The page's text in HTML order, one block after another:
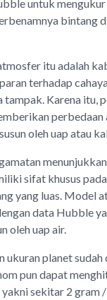
untuk
bintang
itu adalah
terhadap
tampak. Karena itu,
perbedaan
oleh uap atau
sifat khusus
yang luas. Model
data Hubble
oleh uap air.
ukuran planet
pun dapat
sekitar 2 gram